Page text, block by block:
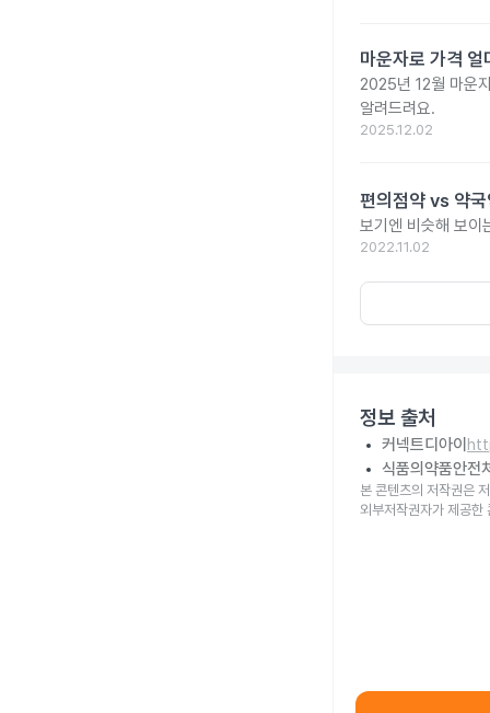
마운자로 가격
2025년 12월 마운
알려드려요.
2025.12.02
편의점약 vs 약
보기엔 비슷해 보이
2022.11.02
정보 출처
커넥트디아이
식품의약품안전
본 콘텐츠의 저작권은
외부저작권자가 제공한